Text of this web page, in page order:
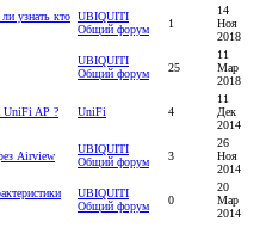
узнать кто UBIQUITI
Общий форум
1
14
Ноя
2018
UBIQUITI
Общий форум
25
11
Мар
2018
UniFi AP ? UniFi 4
11
Дек
2014
Airview
UBIQUITI
Общий форум
3
26
Ноя
2014
UBIQUITI
Общий форум
0
20
Мар
2014